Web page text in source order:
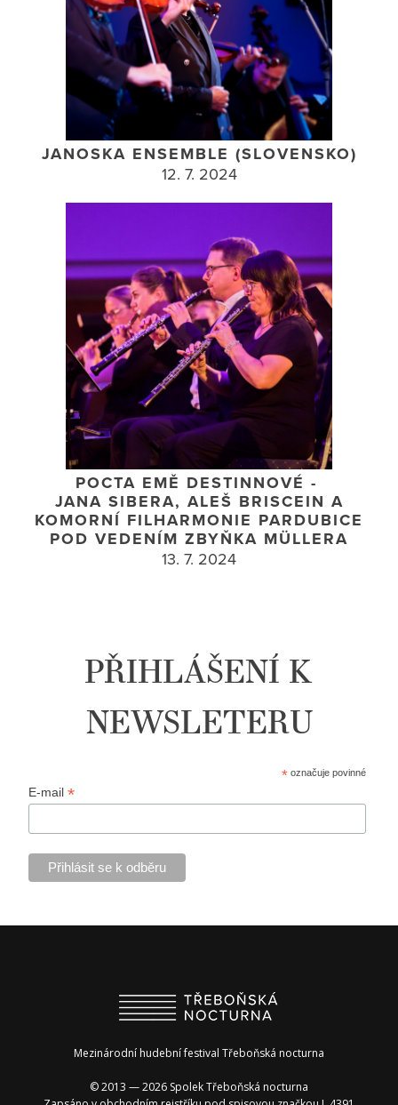
JANOSKA ENSEMBLE (SLOVENSKO)
12. 7. 2024
POCTA EMĚ DESTINNOVÉ -
JANA SIBERA, ALEŠ BRISCEIN A
KOMORNÍ FILHARMONIE PARDUBICE
POD VEDENÍM ZBYŇKA MÜLLERA
13. 7. 2024
PŘIHLÁŠENÍ K
NEWSLETERU
* označuje povinné
E-mail*
Mezinárodní hudební festival Třeboňská nocturna
© 2013 — 2026 Spolek Třeboňská nocturna